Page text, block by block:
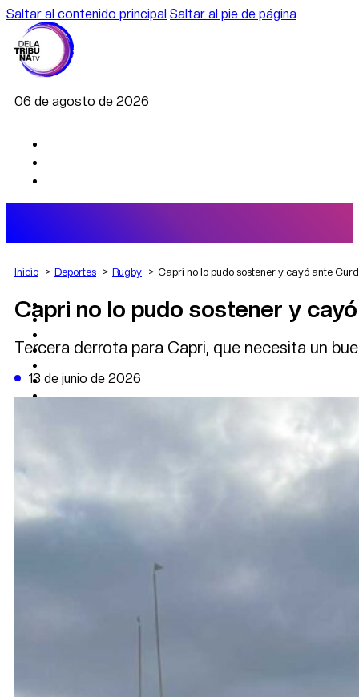
Saltar al contenido principal Saltar al pie de página
06 de agosto de 2026
AGRO
DEPORTES
POLÍTICA
DATA FIRME
DE LA TRIBUNA TV
Inicio Deportes Rugby Capri no lo pudo sostener y cayó ante
Capri no lo pudo sostener y
Tercera derrota para Capri, que necesita un
13 de junio de 2026